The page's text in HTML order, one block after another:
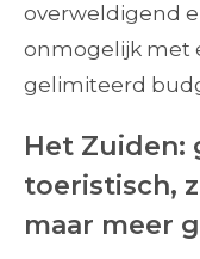
overweldigend
onmogelijk met
gelimiteerd
Het Zuiden:
toeristisch,
maar meer